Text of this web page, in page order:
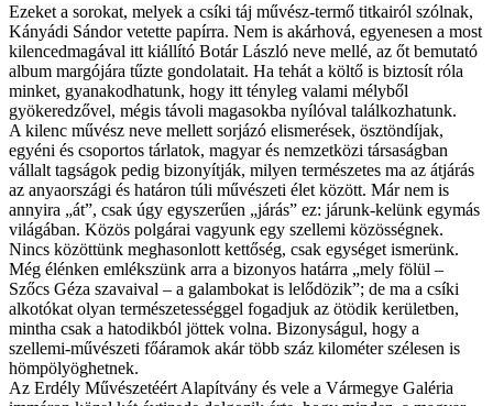
Ezeket a sorokat, melyek a csíki táj művész-termő titkairól szólnak,
Kányádi Sándor vetette papírra. Nem is akárhová, egyenesen a most
kilencedmagával itt kiállító Botár László neve mellé, az őt bemutató
album margójára tűzte gondolatait. Ha tehát a költő is biztosít róla
minket, gyanakodhatunk, hogy itt tényleg valami mélyből
gyökeredzővel, mégis távoli magasokba nyílóval találkozhatunk.
A kilenc művész neve mellett sorjázó elismerések, ösztöndíjak,
egyéni és csoportos tárlatok, magyar és nemzetközi társaságban
vállalt tagságok pedig bizonyítják, milyen természetes ma az átjárás
az anyaországi és határon túli művészeti élet között. Már nem is
annyira „át”, csak úgy egyszerűen „járás” ez: járunk-kelünk egymás
világában. Közös polgárai vagyunk egy szellemi közösségnek.
Nincs közöttünk meghasonlott kettőség, csak egységet ismerünk.
Még élénken emlékszünk arra a bizonyos határra „mely fölül –
Szőcs Géza szavaival – a galambokat is lelődözik”; de ma a csíki
alkotókat olyan természetességgel fogadjuk az ötödik kerületben,
mintha csak a hatodikból jöttek volna. Bizonyságul, hogy a
szellemi-művészeti főáramok akár több száz kilométer szélesen is
hömpölyöghetnek.
Az Erdély Művészetéért Alapítvány és vele a Vármegye Galéria